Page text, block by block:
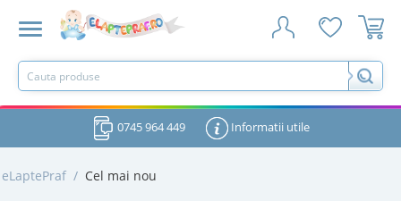
0745 964 449 Informatii utile
eLaptePraf / Cel mai nou